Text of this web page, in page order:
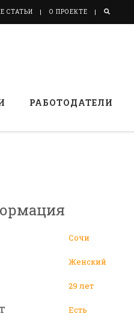
СТАТЬИ О ПРОЕКТЕ
РАБОТОДАТЕЛИ
Сочи
Женский
29 лет
Есть